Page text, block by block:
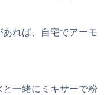
れば、自宅でアーモ
一緒にミキサーで粉